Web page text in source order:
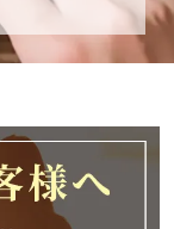
)
て頂きま
理解の程